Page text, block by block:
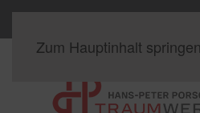
Zum Hauptinhalt springen